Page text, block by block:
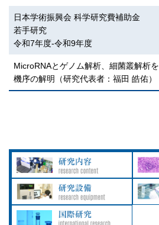
日本学術振興会 科学研究費補助金
若手研究
令和7年度-令和9年度
MicroRNAとゲノム解析、細菌叢解析
機序の解明（研究代表者：福田 皓佑）